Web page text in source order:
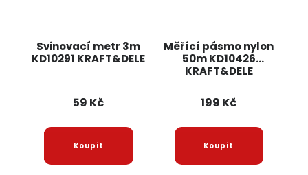
Svinovací metr 3m
KD10291 KRAFT&DELE
59 Kč
Měřící pásmo nylon
50m KD10426
KRAFT&DELE
199 Kč